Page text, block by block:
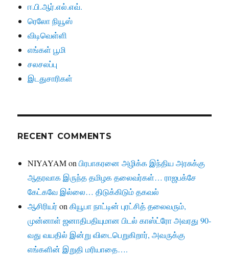
ஈ.பி.ஆர்.எல்.எவ்.
ரெலோ நியூஸ்
விடிவெள்ளி
எங்கள் பூமி
சலசலப்பு
இடதுசாரிகள்
RECENT COMMENTS
NIYAYAMonபிரபாகரனை அழிக்க இந்திய அரசுக்கு
ஆதரவாக இருந்த தமிழக தலைவர்கள்… ராஜபக்சே
கேட்கவே இல்லை… திடுக்கிடும் தகவல்
ஆசிரியர்onகியூபா நாட்டின் புரட்சித் தலைவரும்,
முன்னாள் ஜனாதிபதியுமான பிடல் காஸ்ட்ரோ அவரது 90-
வது வயதில் இன்று விடைபெறுகிறார், அவருக்கு
எங்களின் இறுதி மரியாதை….